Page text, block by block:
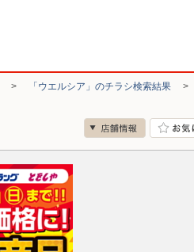
> 「ウエルシア」のチラシ検索結果 >